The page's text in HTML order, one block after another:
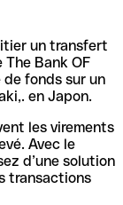
un transfert
Bank OF
fonds sur un
en Japon.
les virements
Avec le
d’une solution
transactions